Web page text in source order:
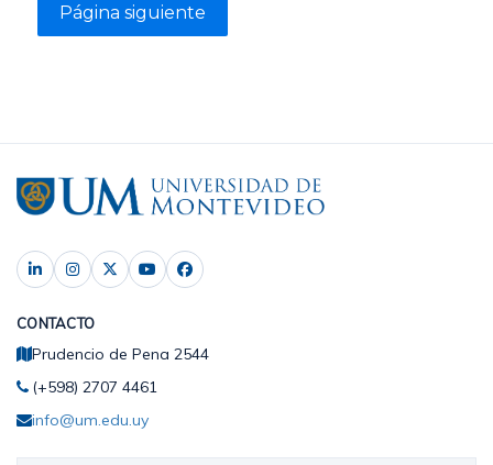
CONTACTO
Prudencio de Pena 2544
(+598) 2707 4461
info@um.edu.uy